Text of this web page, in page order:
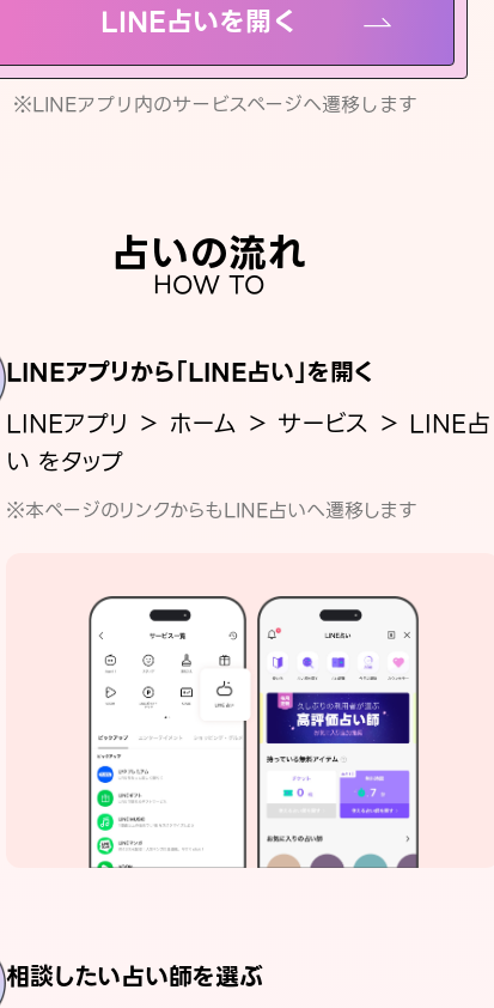
LINE占いを開く
※LINEアプリ内のサービスページへ遷移します
占いの流れ
HOW TO
LINEアプリから「LINE占い」を開く
LINEアプリ ＞ ホーム ＞ サービス ＞ LINE占
い をタップ
※本ページのリンクからもLINE占いへ遷移します
相談したい占い師を選ぶ